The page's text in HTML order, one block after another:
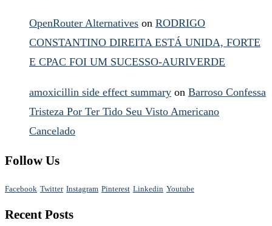
OpenRouter Alternatives on RODRIGO
CONSTANTINO DIREITA ESTÁ UNIDA, FORTE
E CPAC FOI UM SUCESSO-AURIVERDE
amoxicillin side effect summary on Barroso Confessa
Tristeza Por Ter Tido Seu Visto Americano
Cancelado
Follow Us
Facebook Twitter Instagram Pinterest Linkedin Youtube
Recent Posts